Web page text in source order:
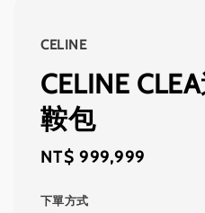
CELINE
CELINE
鞍包
Regular
NT$ 999,999
下單方式